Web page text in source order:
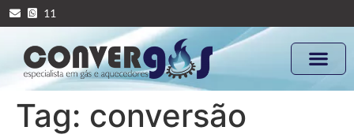
11
Tag: conversão